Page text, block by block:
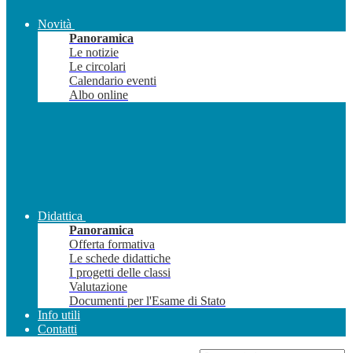
Novità
Panoramica
Le notizie
Le circolari
Calendario eventi
Albo online
Didattica
Panoramica
Offerta formativa
Le schede didattiche
I progetti delle classi
Valutazione
Documenti per l'Esame di Stato
Info utili
Contatti